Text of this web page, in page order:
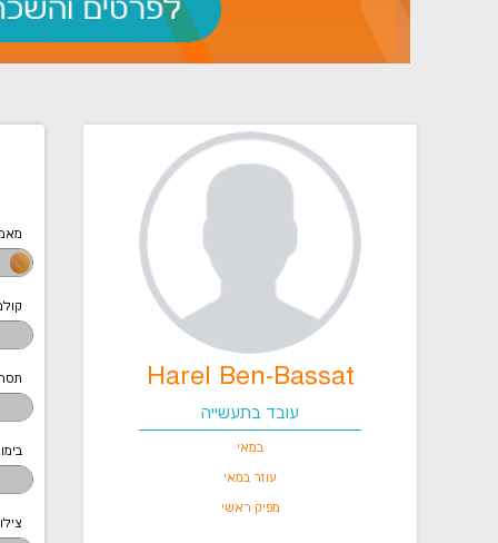
Harel Ben-Bassat
עובד בתעשייה
במאי
עוזר במאי
מפיק ראשי